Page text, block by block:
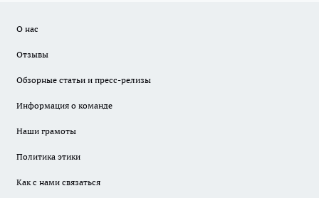
О нас
Отзывы
Обзорные статьи и пресс-релизы
Информация о команде
Наши грамоты
Политика этики
Как с нами связаться